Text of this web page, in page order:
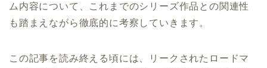
ム内容について、これまでのシリーズ作品との関連性
も踏まえながら徹底的に考察していきます。
この記事を読み終える頃には、リークされたロードマ